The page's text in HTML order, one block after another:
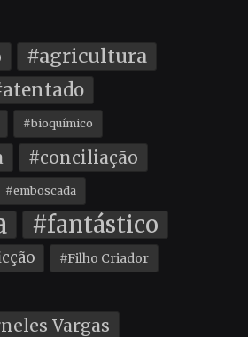
#agricultura
#bioquímico
#conciliação
#emboscada
#fantástico
#Filho Criador
Vargas